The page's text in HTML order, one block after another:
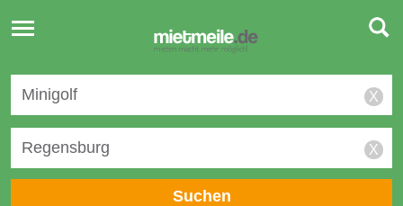
Toggle
navigation
X
X
Suchen